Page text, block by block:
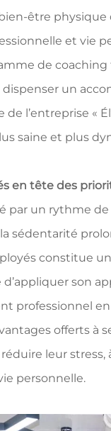
être
et vie
de
un
de l’entreprise
saine et plus
en tête des
par un rythme
sédentarité
constitue
son
professionnel
offerts à
leur
personnelle.